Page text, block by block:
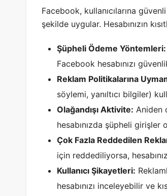
Facebook, kullanıcılarına
şekilde uygular. Hesabınızın
Şüpheli Ödeme Yöntemleri:
Facebook hesabınızı
Reklam Politikalarına
söylemi, yanıltıcı bilgiler)
Olağandışı Aktivite: Aniden
hesabınızda şüpheli
Çok Fazla Reddedilen
için reddediliyorsa,
Kullanıcı Şikayetleri:
hesabınızı inceleyebilir ve